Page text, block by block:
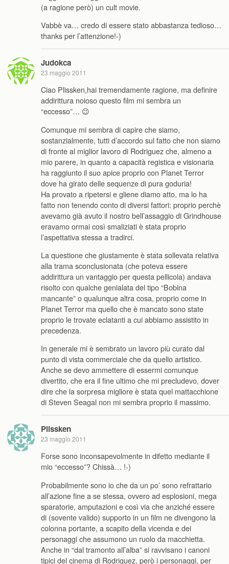
(a ragione però) un cult movie.
Vabbè va… credo di essere stato abbastanza tedioso…
thanks per l’attenzione!-)
Judokca
23 maggio 2011
Ciao Plissken,hai tremendamente ragione, ma definire
addirittura noioso questo film mi sembra un
“eccesso”… 😉
Comunque mi sembra di capire che siamo,
sostanzialmente, tutti d’accordo sul fatto che non siamo
di fronte al miglior lavoro di Rodriguez che, almeno a
mio parere, in quanto a capacità registica e visionaria
ha raggiunto il suo apice proprio con Planet Terror
dove ha girato delle sequenze di pura goduria!
Ha provato a ripetersi e gliene diamo atto, ma lo ha
fatto non tenendo conto di diversi fattori: proprio perchè
avevamo già avuto il nostro bell’assaggio di Grindhouse
eravamo ormai così smaliziati è stata proprio
l’aspettativa stessa a tradirci.
La questione che giustamente è stata sollevata relativa
alla trama sconclusionata (che poteva essere
addirittura un vantaggio per questa pellicola) andava
risolto con qualche genialata del tipo “Bobina
mancante” o qualunque altra cosa, proprio come in
Planet Terror ma quello che è mancato sono state
proprio le trovate eclatanti a cui abbiamo assistito in
precedenza.
In generale mi è sembrato un lavoro più curato dal
punto di vista commerciale che da quello artistico.
Anche se devo ammettere di essermi comunque
divertito, che era il fine ultimo che mi precludevo, dover
dire che la sorpresa migliore è stata quel mattacchione
di Steven Seagal non mi sembra proprio il massimo.
Plissken
23 maggio 2011
Forse sono inconsapevolmente in difetto mediante il
mio “eccesso”? Chissà… !-)
Probabilmente sono io che da un po’ sono refrattario
all’azione fine a se stessa, ovvero ad esplosioni, mega
sparatorie, amputazioni e così via che anziché essere
di (sovente valido) supporto in un film ne divengono la
colonna portante, a scapito della vicenda e dei
personaggi che assumono un ruolo da macchietta.
Anche in “dal tramonto all’alba” si ravvisano i canoni
tipici del cinema di Rodriguez, però i personaggi, per